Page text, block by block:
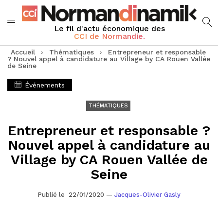
Le fil d'actu économique des
CCI de Normandie.
Accueil › Thématiques ›
Entrepreneur et responsable
? Nouvel appel à candidature au Village by CA Rouen Vallée
de Seine
Événements
THÉMATIQUES
Entrepreneur et responsable ?
Nouvel appel à candidature au
Village by CA Rouen Vallée de
Seine
Publié le 22/01/2020 — Jacques-Olivier Gasly